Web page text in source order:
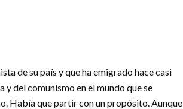
de su país y que ha emigrado hace casi
y del comunismo en el mundo que se
Había que partir con un propósito. Aunque